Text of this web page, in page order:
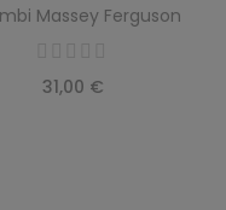
Massey Ferguson
31,00 €